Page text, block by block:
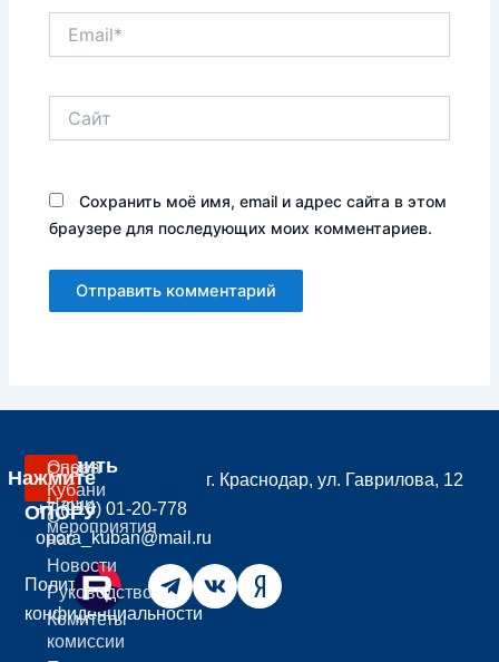
Сохранить моё имя, email и адрес сайта в этом
браузере для последующих моих комментариев.
Опора
Кубани
О
нас
Новости
Руководство
Комитеты
комиссии
Совет
Наши
мероприятия
Политика
конфиденциальности
Вступить
В
ОПОРУ
Нажмите
г. Краснодар, ул. Гаврилова, 12
+7 (918) 01-20-778
opora_kuban@mail.ru